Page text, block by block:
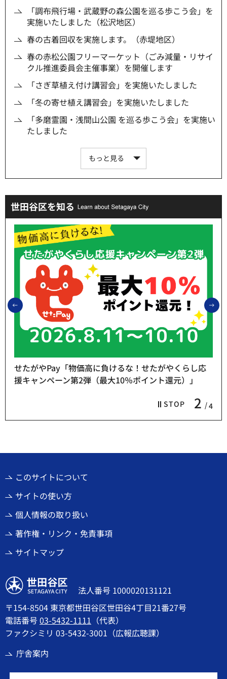
「調布飛行場・武蔵野の森公園を巡る歩こう会」を
実施いたしました（松沢地区）
春の古着回収を実施します。（赤堤地区）
春の赤松公園フリーマーケット（ごみ減量・リサイ
クル推進委員会主催事業）を開催します
「さぎ草植え付け講習会」を実施いたしました
「冬の寄せ植え講習会」を実施いたしました
「多磨霊園・浅間山公園 を巡る歩こう会」を実施い
たしました
もっと見る
世田谷区を知る
前のスライドを表示
STOP 2 4
せたがやPay「物価高に負けるな！せたがやくらし応
援キャンペーン第2弾（最大10％ポイント還元）」
このサイトについて
サイトの使い方
個人情報の取り扱い
著作権・リンク・免責事項
サイトマップ
世田谷区
法人番号 1000020131121
〒154-8504 東京都世田谷区世田谷4丁目21番27号
電話番号03-5432-1111 （代表）
ファクシミリ 03-5432-3001（広報広聴課）
庁舎案内